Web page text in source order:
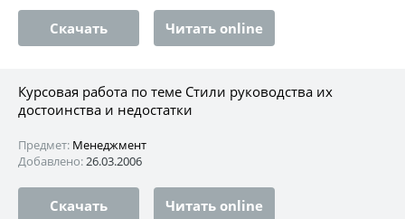
Скачать Читать online
Курсовая работа по теме Стили руководства их
достоинства и недостатки
Предмет: Менеджмент
Добавлено:26.03.2006
Скачать Читать online